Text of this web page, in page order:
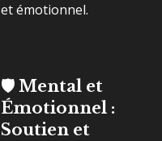
et émotionnel.
🛡️ Mental et
Émotionnel :
Soutien et